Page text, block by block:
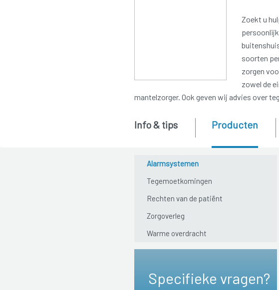
Zoekt u
soorten
zorgen
zowel de
mantelzorger. Ook geven wij advies over
Alarmsystemen
Tegemoetkomingen
Rechten van de patiënt
Zorgoverleg
Warme overdracht
Specifieke vragen?
Info & tips Producten